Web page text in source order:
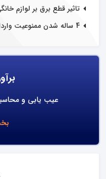
تاثیر قطع برق بر لوازم
4 ساله شدن ممنوعیت واردات لوازم خانگی
عیب یابی و